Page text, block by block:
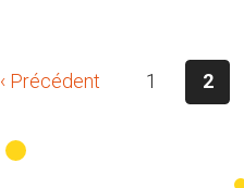
‹ Précédent 1 2